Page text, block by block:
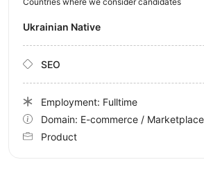
Ukrainian Native
SEO
Employment: Fulltime
Domain: E-commerce / Marketplace
Product